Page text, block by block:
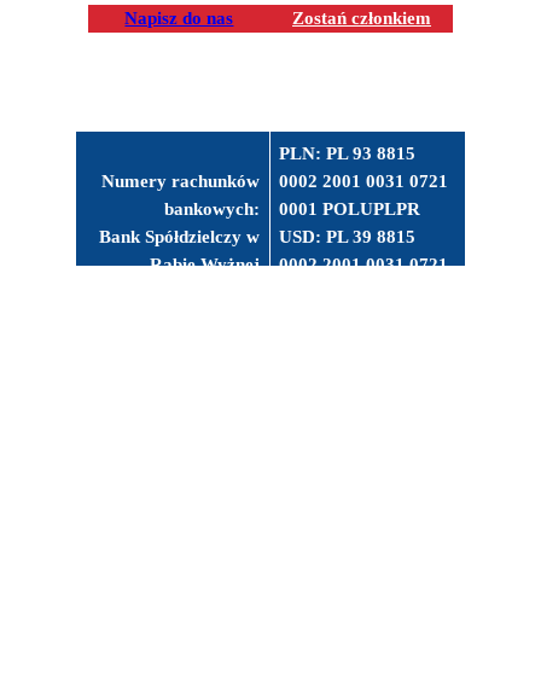
Napisz do nas Zostań członkiem
Numery rachunków
bankowych:
Bank Spółdzielczy w
Rabie Wyżnej
PLN: PL 93 8815
0002 2001 0031 0721
0001 POLUPLPR
USD: PL 39 8815
0002 2001 0031 0721